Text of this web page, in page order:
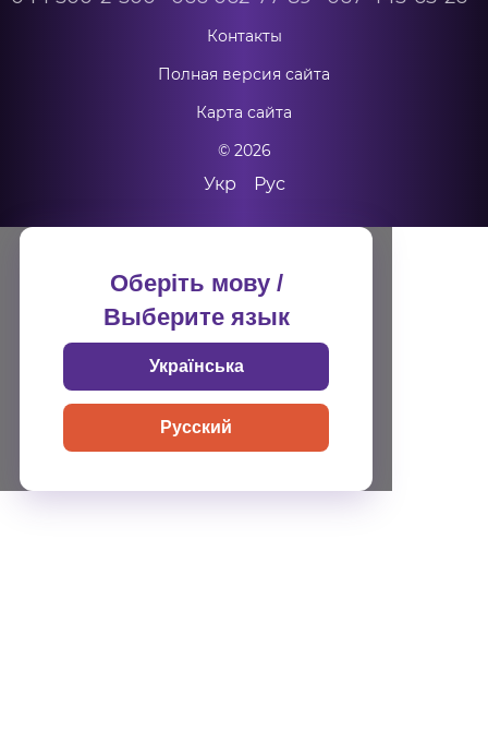
Контакты
Полная версия сайта
Карта сайта
© 2026
Укр Рус
Оберіть мову /
Выберите язык
Українська
Русский